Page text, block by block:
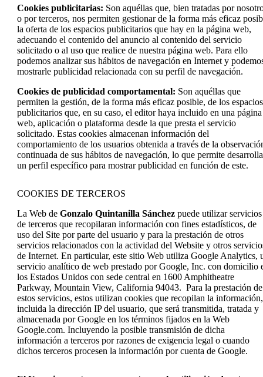
Cookies publicitarias: Son aquéllas que, bien tratadas por
o por terceros, nos permiten gestionar de la forma más eficaz
la oferta de los espacios publicitarios que hay en la página web,
adecuando el contenido del anuncio al contenido del servicio
solicitado o al uso que realice de nuestra página web. Para ello
podemos analizar sus hábitos de navegación en Internet y
mostrarle publicidad relacionada con su perfil de navegación.
Cookies de publicidad comportamental: Son aquéllas que
permiten la gestión, de la forma más eficaz posible, de los espacios
publicitarios que, en su caso, el editor haya incluido en una página
web, aplicación o plataforma desde la que presta el servicio
solicitado. Estas cookies almacenan información del
comportamiento de los usuarios obtenida a través de la
continuada de sus hábitos de navegación, lo que permite
un perfil específico para mostrar publicidad en función de este.
COOKIES DE TERCEROS
La Web de Gonzalo Quintanilla Sánchez puede utilizar servicios
de terceros que recopilaran información con fines estadísticos, de
uso del Site por parte del usuario y para la prestación de otros
servicios relacionados con la actividad del Website y otros
de Internet. En particular, este sitio Web utiliza Google Analytics,
servicio analítico de web prestado por Google, Inc. con domicilio
los Estados Unidos con sede central en 1600 Amphitheatre
Parkway, Mountain View, California 94043. Para la prestación de
estos servicios, estos utilizan cookies que recopilan la información,
incluida la dirección IP del usuario, que será transmitida, tratada y
almacenada por Google en los términos fijados en la Web
Google.com. Incluyendo la posible transmisión de dicha
información a terceros por razones de exigencia legal o cuando
dichos terceros procesen la información por cuenta de Google.